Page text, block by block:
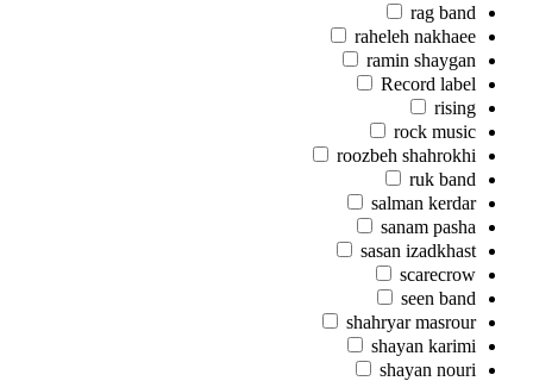
rag band
raheleh nakhaee
ramin shaygan
Record label
rising
rock music
roozbeh shahrokhi
ruk band
salman kerdar
sanam pasha
sasan izadkhast
scarecrow
seen band
shahryar masrour
shayan karimi
shayan nouri